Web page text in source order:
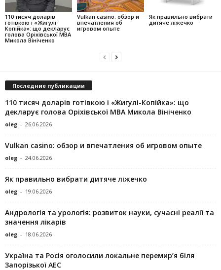
110 тисяч доларів
готівкою і «Жигулі-
Копійка»: що декларує
голова Оріхівської МВА
Микола Вініченко
Vulkan casino: обзор и
впечатления об
игровом опыте
Як правильно вибрати
дитяче ліжечко
Последние публикации
110 тисяч доларів готівкою і «Жигулі-Копійка»: що
декларує голова Оріхівської МВА Микола Вініченко
oleg - 26.06.2026
Vulkan casino: обзор и впечатления об игровом опыте
oleg - 24.06.2026
Як правильно вибрати дитяче ліжечко
oleg - 19.06.2026
Андрологія та урологія: розвиток науки, сучасні реалії та
значення лікарів
oleg - 18.06.2026
Україна та Росія оголосили локальне перемир’я біля
Запорізької АЕС